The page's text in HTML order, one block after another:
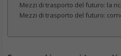
Salvataggio della galleria
smartphone.